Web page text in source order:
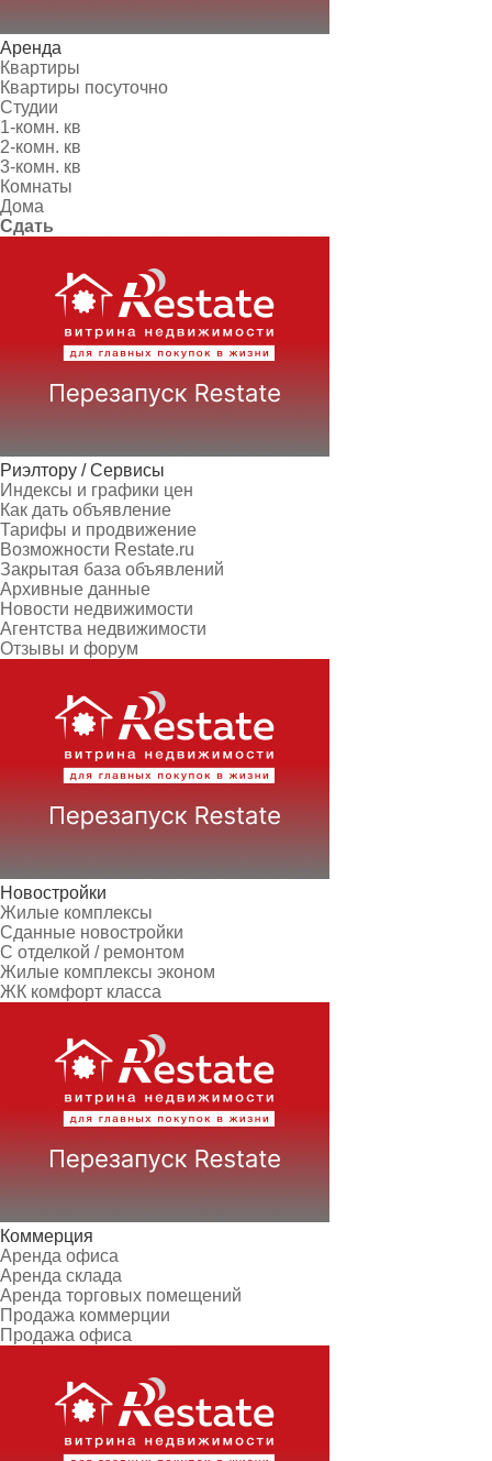
Аренда
Квартиры
Квартиры посуточно
Студии
1-комн. кв
2-комн. кв
3-комн. кв
Комнаты
Дома
Сдать
Риэлтору / Сервисы
Индексы и графики цен
Как дать объявление
Тарифы и продвижение
Возможности Restate.ru
Закрытая база объявлений
Архивные данные
Новости недвижимости
Агентства недвижимости
Отзывы и форум
Новостройки
Жилые комплексы
Сданные новостройки
С отделкой / ремонтом
Жилые комплексы эконом
ЖК комфорт класса
Коммерция
Аренда офиса
Аренда склада
Аренда торговых помещений
Продажа коммерции
Продажа офиса